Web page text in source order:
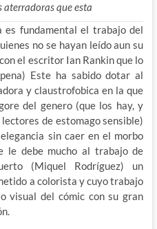
aterradoras que esta
es fundamental el trabajo del
no se hayan leído aun su
el escritor Ian Rankin que lo
Este ha sabido dotar al
y claustrofobica en la que
del genero (que los hay, y
de estomago sensible)
sin caer en el morbo
le debe mucho al trabajo de
(Miquel Rodríguez) un
a colorista y cuyo trabajo
visual del cómic con su gran